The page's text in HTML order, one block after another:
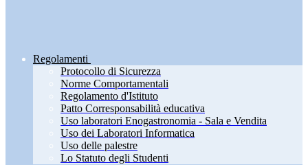
Regolamenti
Protocollo di Sicurezza
Norme Comportamentali
Regolamento d'Istituto
Patto Corresponsabilità educativa
Uso laboratori Enogastronomia - Sala e Vendita
Uso dei Laboratori Informatica
Uso delle palestre
Lo Statuto degli Studenti